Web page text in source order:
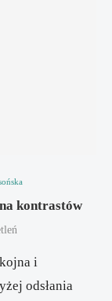
kontrastów
i
odsłania